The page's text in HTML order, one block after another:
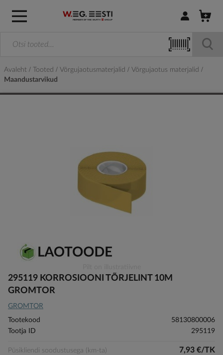
Logi sisse /
Avaleht Tooted Võrgujaotusmaterjalid
Võrgujaotus materjalid
Maandustarvikud
to
the
of
the
images
gallery
295119 KORROSIOONI TÕRJELINT 10M
GROMTOR
GROMTOR
Tootekood
58130800006
Tootja ID
295119
Püsikliendi soodustusega (km-ta) 7,93 €/TK